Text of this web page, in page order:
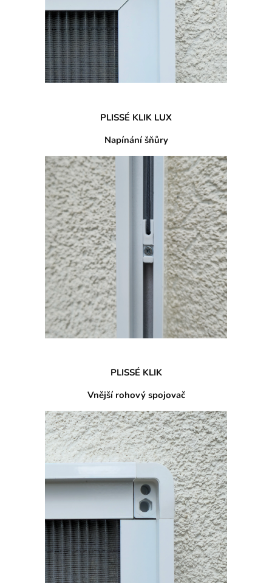
PLISSÉ KLIK LUX
Napínání šňůry
PLISSÉ KLIK
Vnější rohový spojovač